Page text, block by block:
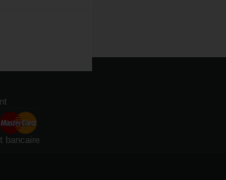
bancaire